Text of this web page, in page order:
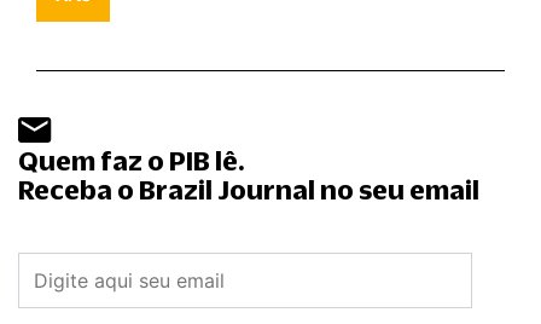
Quem faz o PIB lê.
Receba o Brazil Journal no seu email